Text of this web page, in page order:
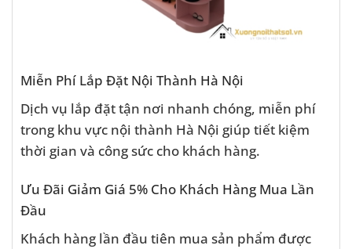
Miễn Phí Lắp Đặt Nội Thành Hà Nội
Dịch vụ lắp đặt tận nơi nhanh chóng, miễn phí
trong khu vực nội thành Hà Nội giúp tiết kiệm
thời gian và công sức cho khách hàng.
Ưu Đãi Giảm Giá 5% Cho Khách Hàng Mua Lần
Đầu
Khách hàng lần đầu tiên mua sản phẩm được